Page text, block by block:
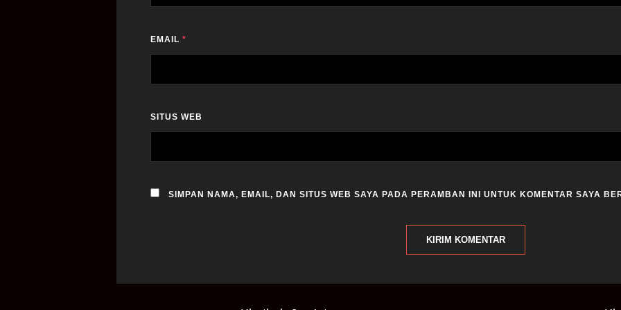
EMAIL *
SITUS WEB
SIMPAN NAMA, EMAIL, DAN SITUS WEB SAYA PADA PERAMBAN INI UNTUK KOMENTAR SAYA